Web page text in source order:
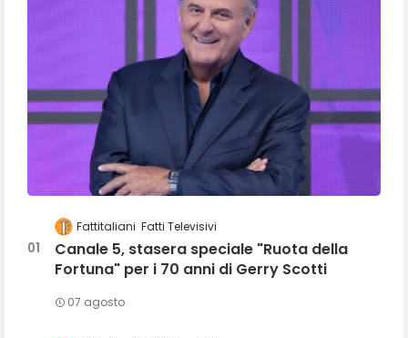
Fattitaliani Fatti Televisivi
Canale 5, stasera speciale "Ruota della
Fortuna" per i 70 anni di Gerry Scotti
07 agosto